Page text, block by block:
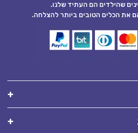
שהילדים הם העתיד שלנו.
את הכלים הטובים ביותר להצלחה.